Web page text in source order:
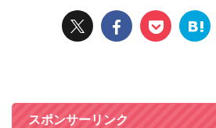
スポンサーリンク